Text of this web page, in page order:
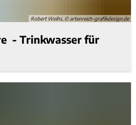
Robert Weihs, © artenreich-grafikdesign.de
- Trinkwasser für